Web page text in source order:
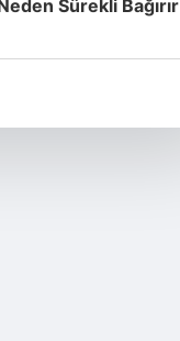
Sürekli Bağırır